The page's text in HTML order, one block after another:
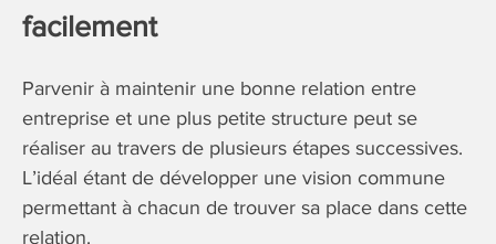
facilement
Parvenir à maintenir une bonne relation entre
entreprise et une plus petite structure peut se
réaliser au travers de plusieurs étapes successives.
L’idéal étant de développer une vision commune
permettant à chacun de trouver sa place dans cette
relation.